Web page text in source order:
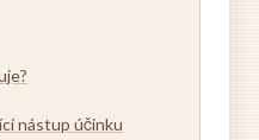
nástup účinku